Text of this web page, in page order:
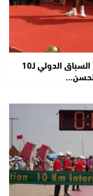
الدشيرة تحتضن النسخة الثانية من السباق الدولي لـ10
لحسن…